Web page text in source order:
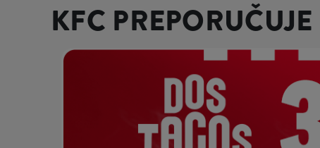
KFC PREPORUČUJE